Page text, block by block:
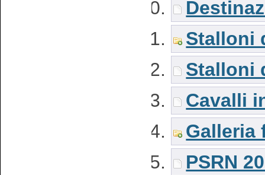
Stalloni
Stalloni
Cavalli
Galleria
PSRN